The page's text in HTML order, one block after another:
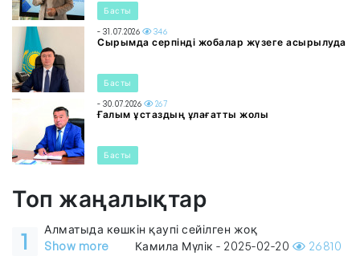
Басты
- 31.07.2026 346
Сырымда серпінді жобалар жүзеге асырылуда
Басты
- 30.07.2026 267
Ғалым ұстаздың ұлағатты жолы
Басты
Топ жаңалықтар
1
Алматыда көшкін қаупі сейілген жоқ
Show more
Камила Мүлік - 2025-02-20 26810